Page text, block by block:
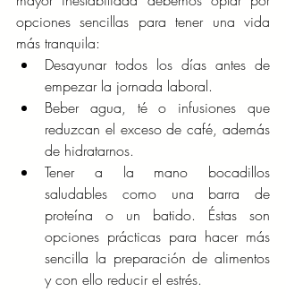
opciones sencillas para tener una vida
más tranquila:
Desayunar todos los días antes de
empezar la jornada laboral.
Beber agua, té o infusiones que
reduzcan el exceso de café, además
de hidratarnos.
Tener a la mano bocadillos
saludables como una barra de
proteína o un batido. Éstas son
opciones prácticas para hacer más
sencilla la preparación de alimentos
y con ello reducir el estrés.